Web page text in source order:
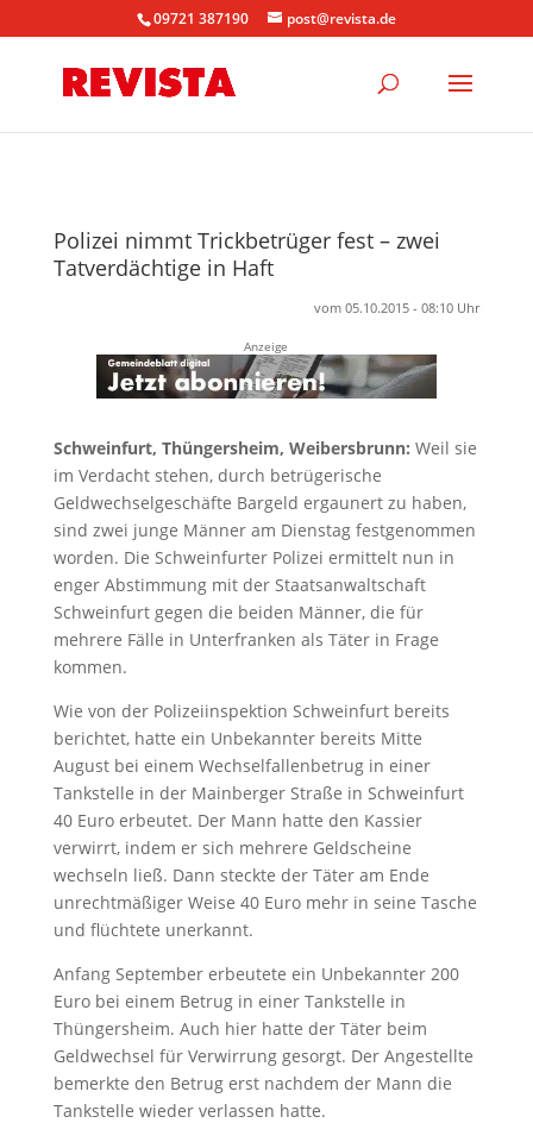
09721 387190 post@revista.de
Polizei nimmt Trickbetrüger fest – zwei
Tatverdächtige in Haft
vom 05.10.2015 - 08:10 Uhr
Anzeige
Schweinfurt, Thüngersheim, Weibersbrunn: Weil sie
im Verdacht stehen, durch betrügerische
Geldwechselgeschäfte Bargeld ergaunert zu haben,
sind zwei junge Männer am Dienstag festgenommen
worden. Die Schweinfurter Polizei ermittelt nun in
enger Abstimmung mit der Staatsanwaltschaft
Schweinfurt gegen die beiden Männer, die für
mehrere Fälle in Unterfranken als Täter in Frage
kommen.
Wie von der Polizeiinspektion Schweinfurt bereits
berichtet, hatte ein Unbekannter bereits Mitte
August bei einem Wechselfallenbetrug in einer
Tankstelle in der Mainberger Straße in Schweinfurt
40 Euro erbeutet. Der Mann hatte den Kassier
verwirrt, indem er sich mehrere Geldscheine
wechseln ließ. Dann steckte der Täter am Ende
unrechtmäßiger Weise 40 Euro mehr in seine Tasche
und flüchtete unerkannt.
Anfang September erbeutete ein Unbekannter 200
Euro bei einem Betrug in einer Tankstelle in
Thüngersheim. Auch hier hatte der Täter beim
Geldwechsel für Verwirrung gesorgt. Der Angestellte
bemerkte den Betrug erst nachdem der Mann die
Tankstelle wieder verlassen hatte.